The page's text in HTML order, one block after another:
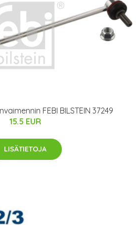
FEBI BILSTEIN 37249
15.5 EUR
LISÄTIETOJA